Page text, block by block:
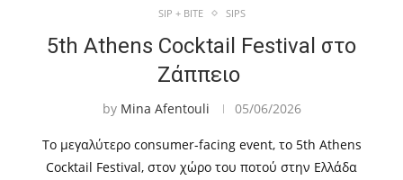
SIP + BITE SIPS
5th Athens Cocktail Festival στο
Ζάππειο
by Mina Afentouli 05/06/2026
Το μεγαλύτερο consumer-facing event, το 5th Athens
Cocktail Festival, στον χώρο του ποτού στην Ελλάδα